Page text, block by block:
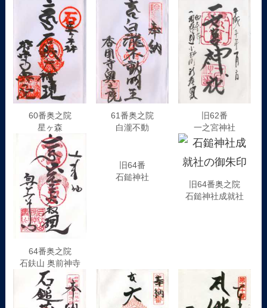
60番奥之院
星ヶ森
61番奥之院
白瀧不動
旧62番
一之宮神社
64番奥之院
石鈇山 奥前神寺
旧64番
旧64番奥之院
石鎚神社成就社